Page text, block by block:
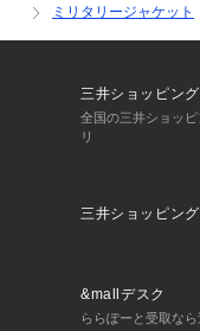
ミリタリージャケット
三井ショッピン
全国の三井ショッ
リ
三井ショッピン
&mallデスク
ららぽーと受取な